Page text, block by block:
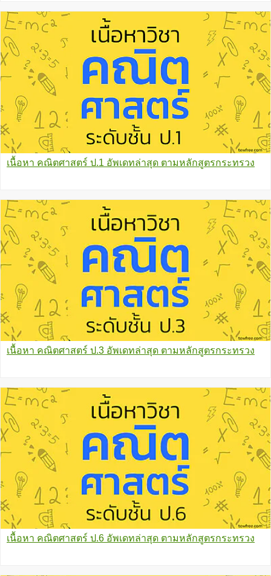
เนื้อหา คณิตศาสตร์ ป.1 อัพเดทล่าสุด ตามหลักสูตรกระทรวง
เนื้อหา คณิตศาสตร์ ป.3 อัพเดทล่าสุด ตามหลักสูตรกระทรวง
เนื้อหา คณิตศาสตร์ ป.6 อัพเดทล่าสุด ตามหลักสูตรกระทรวง